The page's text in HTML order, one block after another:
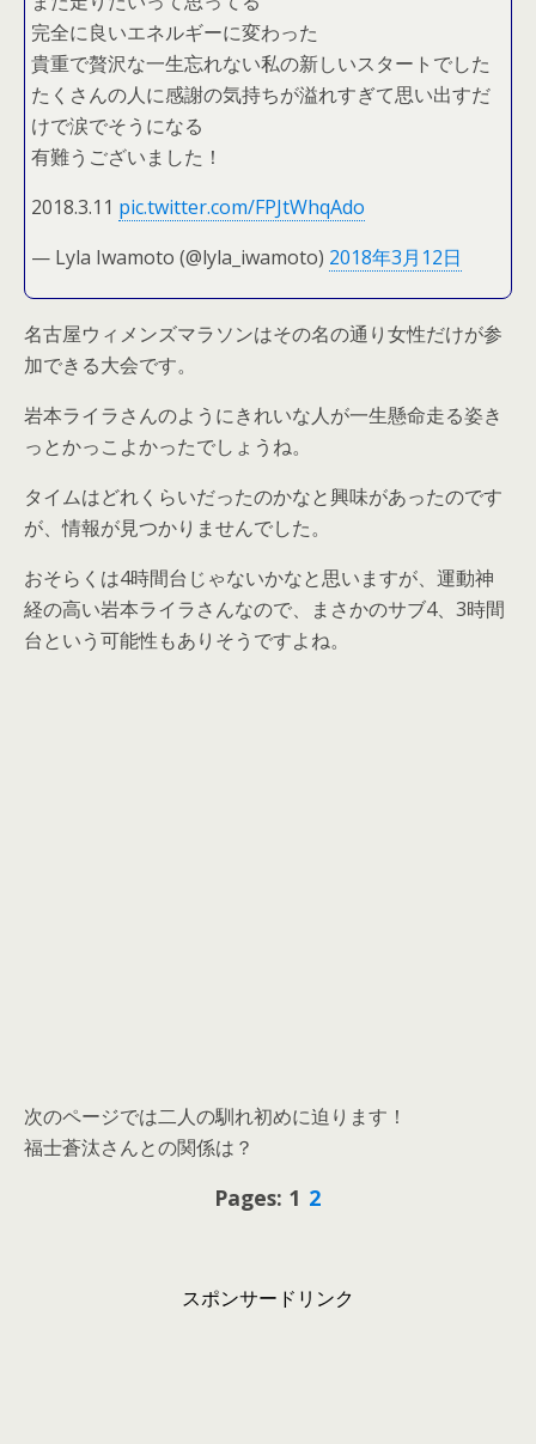
完全に良いエネルギーに変わった
貴重で贅沢な一生忘れない私の新しいスタートでした
たくさんの人に感謝の気持ちが溢れすぎて思い出すだ
けで涙でそうになる
有難うございました！
2018.3.11 pic.twitter.com/FPJtWhqAdo
— Lyla Iwamoto (@lyla_iwamoto) 2018年3月12日
名古屋ウィメンズマラソンはその名の通り女性だけが参
加できる大会です。
岩本ライラさんのようにきれいな人が一生懸命走る姿き
っとかっこよかったでしょうね。
タイムはどれくらいだったのかなと興味があったのです
が、情報が見つかりませんでした。
おそらくは4時間台じゃないかなと思いますが、運動神
経の高い岩本ライラさんなので、まさかのサブ4、3時間
台という可能性もありそうですよね。
次のページでは二人の馴れ初めに迫ります！
福士蒼汰さんとの関係は？
Pages: 1 2
スポンサードリンク